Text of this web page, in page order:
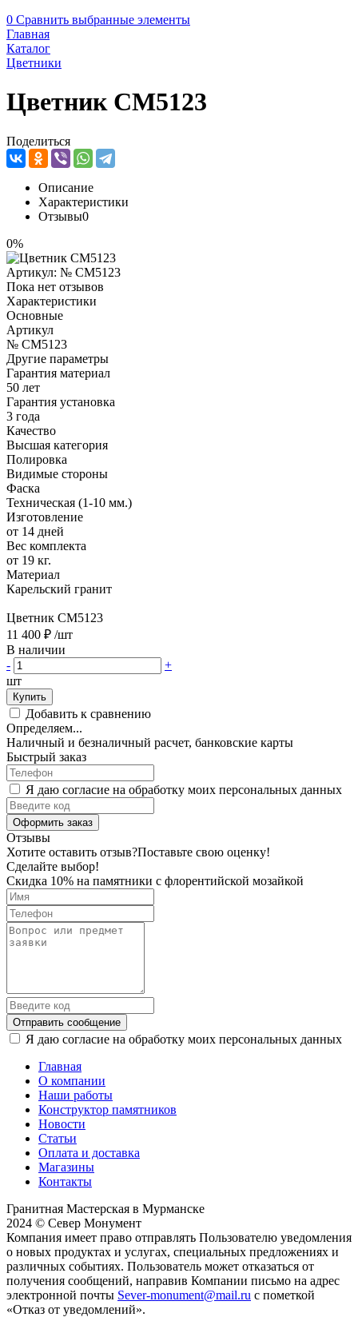
0 Сравнить выбранные элементы
Главная
Каталог
Цветники
Цветник CM5123
Поделиться
Описание
Характеристики
Отзывы0
0%
Артикул: № CM5123
Пока нет отзывов
Характеристики
Основные
Артикул
№ CM5123
Другие параметры
Гарантия материал
50 лет
Гарантия установка
3 года
Качество
Высшая категория
Полировка
Видимые стороны
Фаска
Техническая (1-10 мм.)
Изготовление
от 14 дней
Вес комплекта
от 19 кг.
Материал
Карельский гранит
Цветник CM5123
11 400 ₽ /шт
В наличии
-
+
шт
Купить
Добавить к сравнению
Определяем...
Наличный и безналичный расчет, банковские карты
Быстрый заказ
Я даю согласие на обработку моих персональных данных
Оформить заказ
Отзывы
Хотите оставить отзыв?Поставьте свою оценку!
Сделайте выбор!
Скидка 10% на памятники с флорентийской мозайкой
Отправить сообщение
Я даю согласие на обработку моих персональных данных
Главная
О компании
Наши работы
Конструктор памятников
Новости
Статьи
Оплата и доставка
Магазины
Контакты
Гранитная Мастерская в Мурманске
2024 © Север Монумент
Компания имеет право отправлять Пользователю уведомления
о новых продуктах и услугах, специальных предложениях и
различных событиях. Пользователь может отказаться от
получения сообщений, направив Компании письмо на адрес
электронной почты Sever-monument@mail.ru с пометкой
«Отказ от уведомлений».